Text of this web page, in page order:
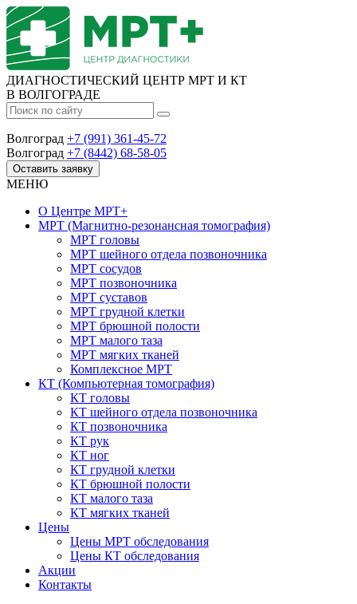
ДИАГНОСТИЧЕСКИЙ ЦЕНТР МРТ И КТ
В ВОЛГОГРАДЕ
Волгоград +7 (991) 361-45-72
Волгоград +7 (8442) 68-58-05
Оставить заявку
МЕНЮ
О Центре МРТ+
МРТ (Магнитно-резонансная томография)
МРТ головы
МРТ шейного отдела позвоночника
МРТ сосудов
МРТ позвоночника
МРТ суставов
МРТ грудной клетки
МРТ брюшной полости
МРТ малого таза
МРТ мягких тканей
Комплексное МРТ
КТ (Компьютерная томография)
КТ головы
КТ шейного отдела позвоночника
КТ позвоночника
КТ рук
КТ ног
КТ грудной клетки
КТ брюшной полости
КТ малого таза
КТ мягких тканей
Цены
Цены МРТ обследования
Цены КТ обследования
Акции
Контакты